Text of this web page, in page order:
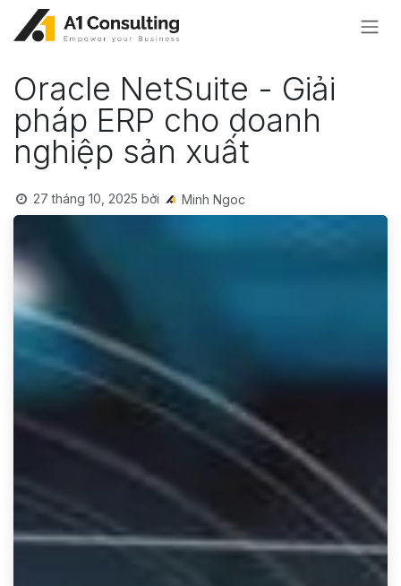
Bỏ qua để đến Nội dung
Oracle NetSuite - Giải
pháp ERP cho doanh
nghiệp sản xuất
27 tháng 10, 2025 bởi Minh Ngoc